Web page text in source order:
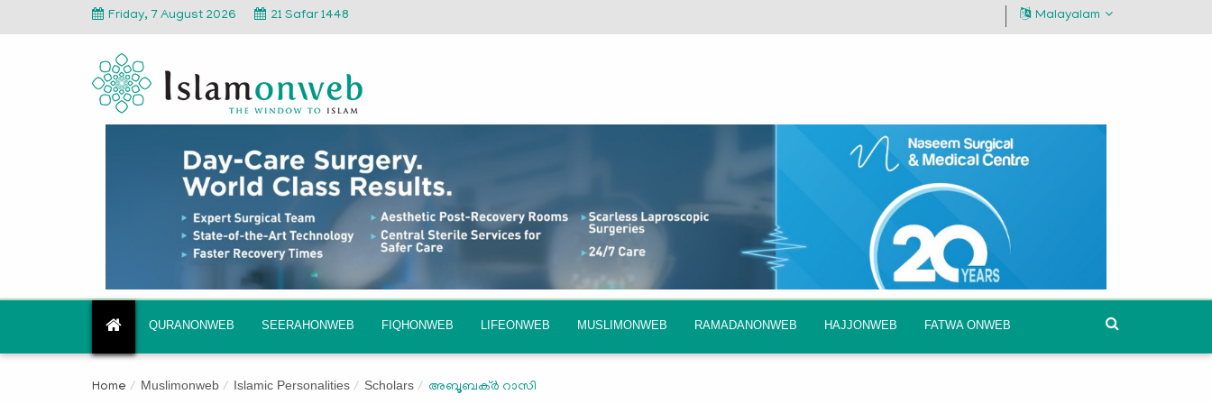
Friday, 7 August 2026 21 Safar 1448 Malayalam
QURANONWEB SEERAHONWEB FIQHONWEB LIFEONWEB MUSLIMONWEB RAMADANONWEB HAJJONWEB FATWA ONWEB
Home Muslimonweb Islamic Personalities Scholars അബൂബക്ര്‍ റാസി